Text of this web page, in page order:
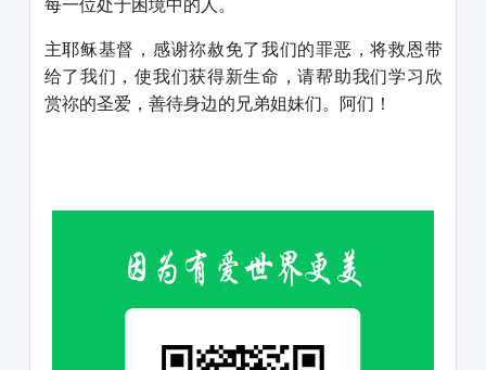
每一位处于困境中的人。
主耶稣基督，感谢祢赦免了我们的罪恶，将救恩带
给了我们，使我们获得新生命，请帮助我们学习欣
赏祢的圣爱，善待身边的兄弟姐妹们。阿们！